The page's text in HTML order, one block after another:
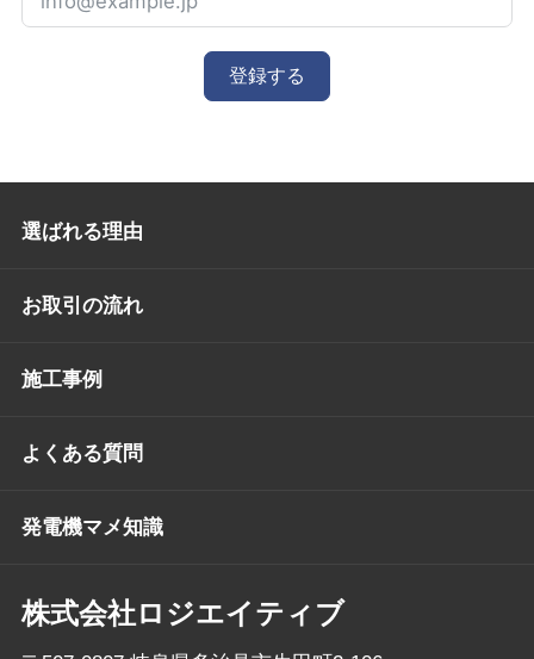
登録する
株式会社ロジエイティブ
選ばれる理由
お取引の流れ
施工事例
よくある質問
発電機マメ知識